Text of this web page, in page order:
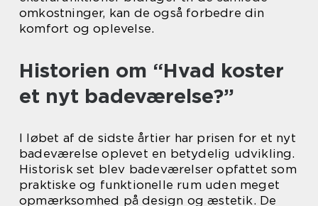
omkostninger, kan de også forbedre din
komfort og oplevelse.
Historien om “Hvad koster
et nyt badeværelse?”
I løbet af de sidste årtier har prisen for et nyt
badeværelse oplevet en betydelig udvikling.
Historisk set blev badeværelser opfattet som
praktiske og funktionelle rum uden meget
opmærksomhed på design og æstetik. De